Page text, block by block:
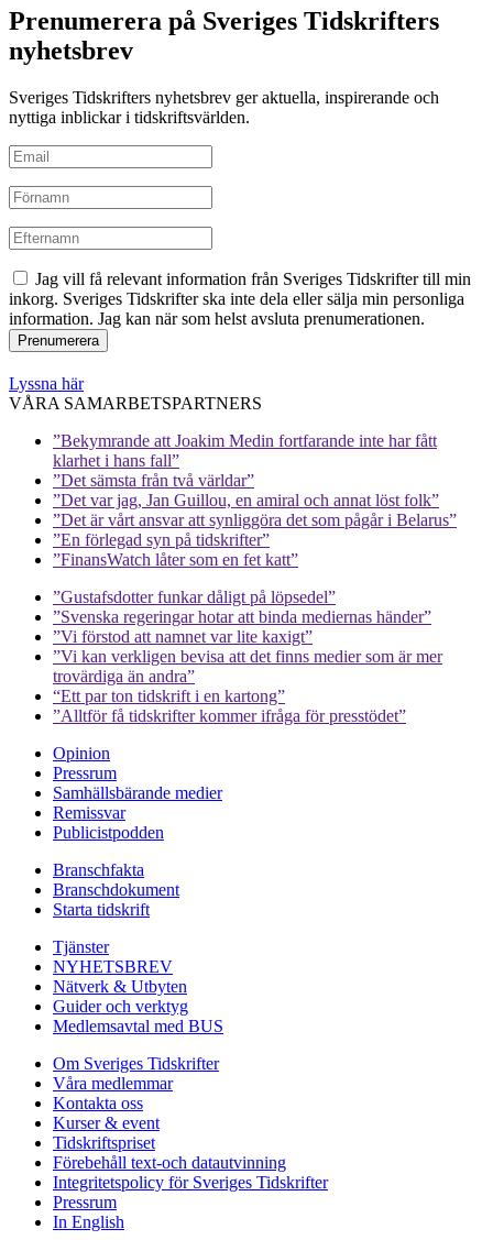
Prenumerera på Sveriges Tidskrifters
nyhetsbrev
Sveriges Tidskrifters nyhetsbrev ger aktuella, inspirerande och
nyttiga inblickar i tidskriftsvärlden.
Jag vill få relevant information från Sveriges Tidskrifter till min
inkorg. Sveriges Tidskrifter ska inte dela eller sälja min personliga
information. Jag kan när som helst avsluta prenumerationen.
Lyssna här
VÅRA SAMARBETSPARTNERS
”Bekymrande att Joakim Medin fortfarande inte har fått
klarhet i hans fall”
”Det sämsta från två världar”
”Det var jag, Jan Guillou, en amiral och annat löst folk”
”Det är vårt ansvar att synliggöra det som pågår i Belarus”
”En förlegad syn på tidskrifter”
”FinansWatch låter som en fet katt”
”Gustafsdotter funkar dåligt på löpsedel”
”Svenska regeringar hotar att binda mediernas händer”
”Vi förstod att namnet var lite kaxigt”
”Vi kan verkligen bevisa att det finns medier som är mer
trovärdiga än andra”
“Ett par ton tidskrift i en kartong”
”Alltför få tidskrifter kommer ifråga för presstödet”
Opinion
Pressrum
Samhällsbärande medier
Remissvar
Publicistpodden
Branschfakta
Branschdokument
Starta tidskrift
Tjänster
NYHETSBREV
Nätverk & Utbyten
Guider och verktyg
Medlemsavtal med BUS
Om Sveriges Tidskrifter
Våra medlemmar
Kontakta oss
Kurser & event
Tidskriftspriset
Förebehåll text-och datautvinning
Integritetspolicy för Sveriges Tidskrifter
Pressrum
In English